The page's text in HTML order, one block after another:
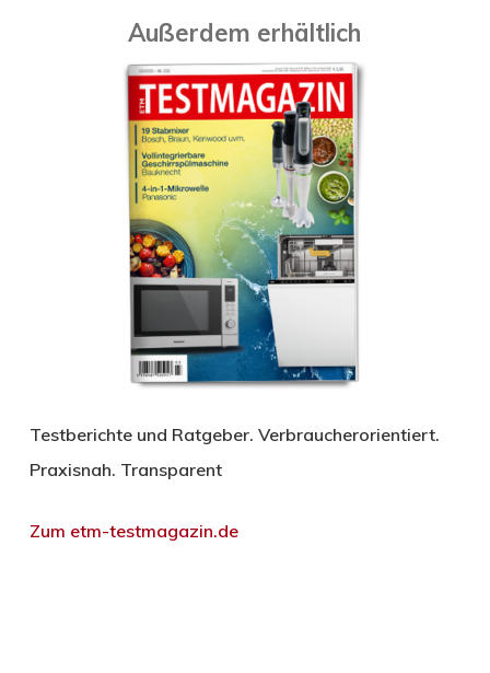
Außerdem erhältlich
Testberichte und Ratgeber. Verbraucherorientiert.
Praxisnah. Transparent
Zum etm-testmagazin.de